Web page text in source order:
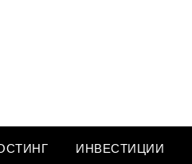
ИНВЕСТИЦИИ